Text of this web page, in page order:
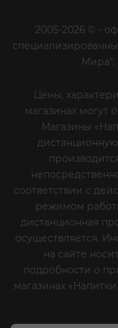
2005-2026 © -
Мира".
Цены,
магазинах могут
Магазины
соответствии с
режимом
дистанционная
осуществляется.
на сайте
подробности о
магазинах